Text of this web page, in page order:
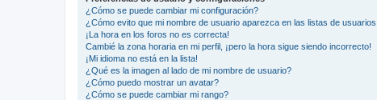
¿Cómo se puede cambiar mi configuración?
¿Cómo evito que mi nombre de usuario aparezca en las listas de
¡La hora en los foros no es correcta!
Cambié la zona horaria en mi perfil, ¡pero la hora sigue siendo incorrecto!
¡Mi idioma no está en la lista!
¿Qué es la imagen al lado de mi nombre de usuario?
¿Cómo puedo mostrar un avatar?
¿Cómo se puede cambiar mi rango?